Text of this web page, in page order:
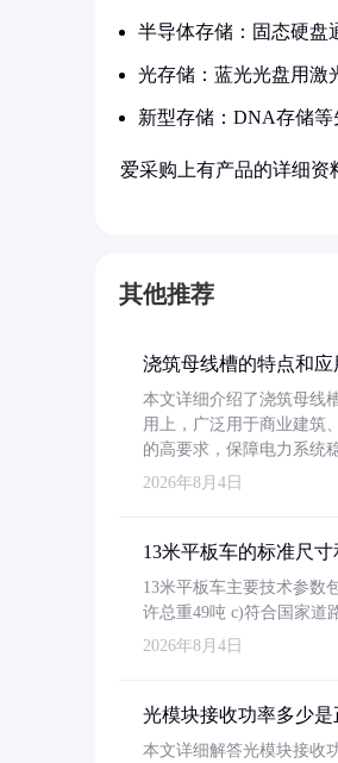
半导体存储：固态硬盘
光存储：蓝光光盘用激
新型存储：DNA存储
爱采购上有产品的详细资
其他推荐
浇筑母线槽的特点和应
本文详细介绍了浇筑母线
用上，广泛用于商业建筑
的高要求，保障电力系统
2026年8月4日
13米平板车的标准尺
13米平板车主要技术参数
许总重49吨 c)符合国家道
2026年8月4日
光模块接收功率多少是
本文详细解答光模块接收